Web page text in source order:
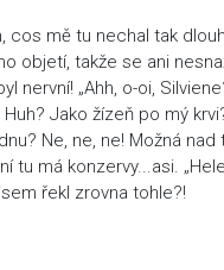
cos mě tu nechal tak
objetí, takže se ani
nervní! „Ahh, o-oi,
Jako žízeň po mý
Ne, ne, ne! Možná
tu má konzervy...asi.
řekl zrovna tohle?!